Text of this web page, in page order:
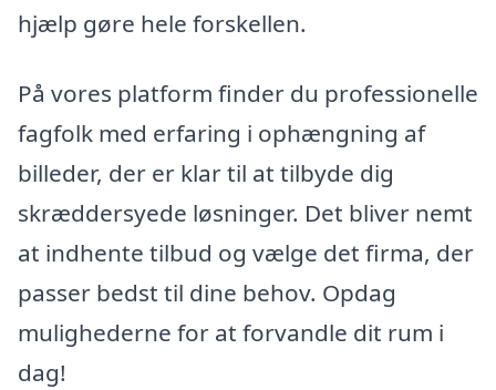
hjælp gøre hele forskellen.
På vores platform finder du professionelle
fagfolk med erfaring i ophængning af
billeder, der er klar til at tilbyde dig
skræddersyede løsninger. Det bliver nemt
at indhente tilbud og vælge det firma, der
passer bedst til dine behov. Opdag
mulighederne for at forvandle dit rum i
dag!